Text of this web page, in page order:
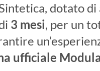
dotato
3 mesi, per un
ufficiale